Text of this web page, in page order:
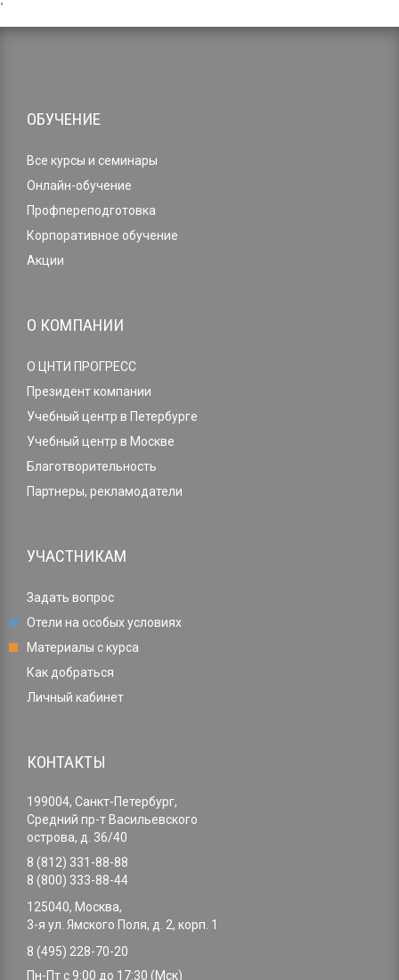
ОБУЧЕНИЕ
Все курсы и семинары
Онлайн-обучение
Профпереподготовка
Корпоративное обучение
Акции
О КОМПАНИИ
О ЦНТИ ПРОГРЕСС
Президент компании
Учебный центр в Петербурге
Учебный центр в Москве
Благотворительность
Партнеры, рекламодатели
УЧАСТНИКАМ
Задать вопрос
Отели на особых условиях
Материалы с курса
Как добраться
Личный кабинет
КОНТАКТЫ
199004, Санкт-Петербург,
Средний пр-т Васильевского
острова, д. 36/40
8 (812) 331-88-88
8 (800) 333-88-44
125040, Москва,
3-я ул. Ямского Поля, д. 2, корп. 1
8 (495) 228-70-20
Пн-Пт с 9:00 до 17:30 (Мск)